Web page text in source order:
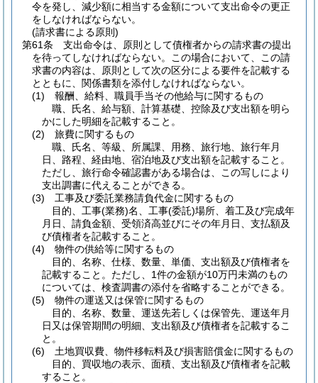
令を発し、減少額に相当する金額について支出命令の更正
をしなければならない。
(請求書による原則)
第61条
支出命令は、原則として債権者からの請求書の提出
を待ってしなければならない。
この場合において、この請
求書の内容は、原則として次の区分による要件を記載する
とともに、関係書類を添付しなければならない。
(1)
報酬、給料、職員手当その他給与に関するもの
職、氏名、給与額、計算基礎、控除及び支出額を明ら
かにした明細を記載すること。
(2)
旅費に関するもの
職、氏名、等級、所属課、用務、旅行地、旅行年月
日、路程、経由地、宿泊地及び支出額を記載すること。
ただし、旅行命令確認書がある場合は、この写しにより
支出調書に代えることができる。
(3)
工事及び委託業務請負代金に関するもの
目的、工事(業務)名、工事(委託)場所、着工及び完成年
月日、請負金額、受領済高並びにその年月日、支払額及
び債権者を記載すること。
(4)
物件の供給等に関するもの
目的、名称、仕様、数量、単価、支出額及び債権者を
記載すること。ただし、1件の金額が10万円未満のもの
については、検査調書の添付を省略することができる。
(5)
物件の運送又は保管に関するもの
目的、名称、数量、運送先若しくは保管先、運送年月
日又は保管期間の明細、支出額及び債権者を記載するこ
と。
(6)
土地買収費、物件移転料及び損害賠償金に関するもの
目的、買収地の表示、面積、支出額及び債権者を記載
すること。